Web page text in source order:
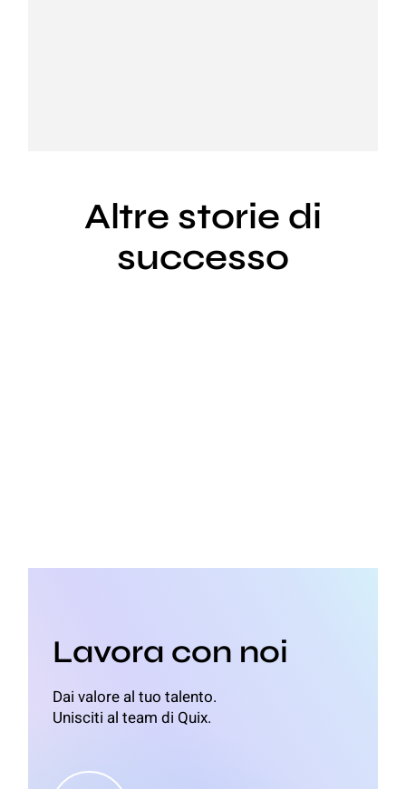
Altre storie di
successo
Lavora con noi
Dai valore al tuo talento.
Unisciti al team di Quix.